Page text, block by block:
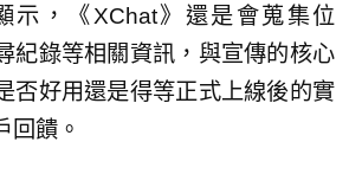
示，《XChat》還是會蒐集位
紀錄等相關資訊，與宣傳的核心
否好用還是得等正式上線後的實
回饋。